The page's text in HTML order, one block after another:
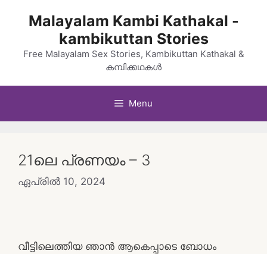
Malayalam Kambi Kathakal -
kambikuttan Stories
Free Malayalam Sex Stories, Kambikuttan Kathakal &
കമ്പിക്കഥകൾ
Menu
21ലെ പ്രണയം – 3
ഏപ്രിൽ 10, 2024
വീട്ടിലെത്തിയ ഞാൻ ആകെപ്പാടെ ബോധം